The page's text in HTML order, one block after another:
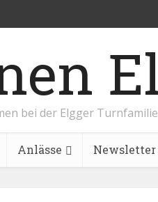
bei der Elgger Turnfamilie
Anlässe Newsletter